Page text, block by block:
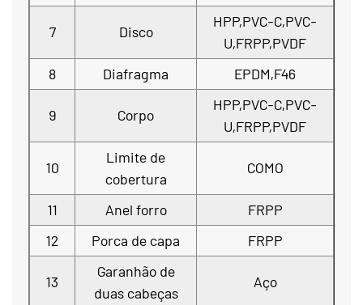
7 Disco
HPP,PVC-C,PVC-
U,FRPP,PVDF
8
Diafragma EPDM,F46
9 Corpo
HPP,PVC-C,PVC-
U,FRPP,PVDF
10
Limite de
cobertura
COMO
11 Anel forro
FRPP
12
Porca de capa FRPP
13
Garanhão de
duas cabeças
Aço